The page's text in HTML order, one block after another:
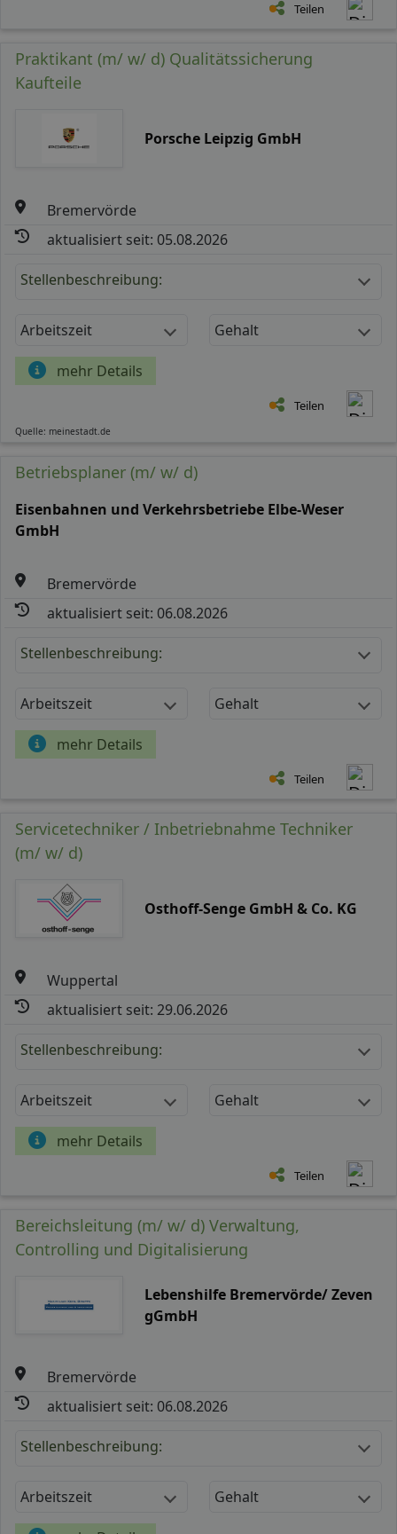
Teilen
Praktikant (m/ w/ d) Qualitätssicherung
Kaufteile
Porsche Leipzig GmbH
Bremervörde
aktualisiert seit: 05.08.2026
Stellenbeschreibung:
Arbeitszeit Gehalt
mehr Details
Teilen
Quelle: meinestadt.de
Betriebsplaner (m/ w/ d)
Eisenbahnen und Verkehrsbetriebe Elbe-Weser
GmbH
Bremervörde
aktualisiert seit: 06.08.2026
Stellenbeschreibung:
Arbeitszeit Gehalt
mehr Details
Teilen
Servicetechniker / Inbetriebnahme Techniker
(m/ w/ d)
Osthoff-Senge GmbH & Co. KG
Wuppertal
aktualisiert seit: 29.06.2026
Stellenbeschreibung:
Arbeitszeit Gehalt
mehr Details
Teilen
Bereichsleitung (m/ w/ d) Verwaltung,
Controlling und Digitalisierung
Lebenshilfe Bremervörde/ Zeven
gGmbH
Bremervörde
aktualisiert seit: 06.08.2026
Stellenbeschreibung:
Arbeitszeit Gehalt